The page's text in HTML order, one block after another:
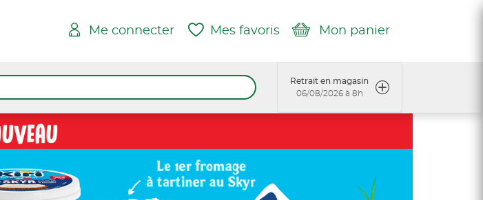
Me connecter Mes favoris Mon panier
Retrait en magasin
06/08/2026 à 8h